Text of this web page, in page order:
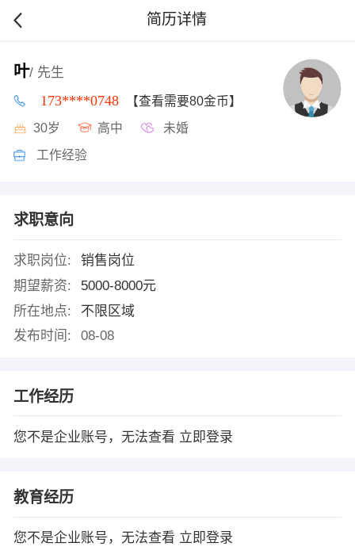
简历详情
叶/ 先生
173****0748 【查看需要80金币】
30岁 高中 未婚
工作经验
求职意向
求职岗位:
销售岗位
期望薪资:
5000-8000元
所在地点:
不限区域
发布时间:
08-08
工作经历
您不是企业账号，无法查看 立即登录
教育经历
您不是企业账号，无法查看 立即登录